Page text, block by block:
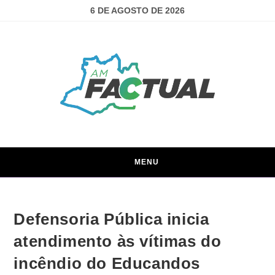
6 DE AGOSTO DE 2026
MENU
Defensoria Pública inicia
atendimento às vítimas do
incêndio do Educandos